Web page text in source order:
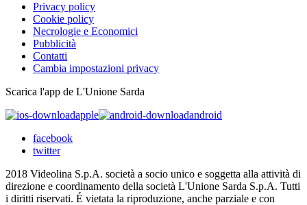
Privacy policy
Cookie policy
Necrologie e Economici
Pubblicità
Contatti
Cambia impostazioni privacy
Scarica l'app de L'Unione Sarda
apple
android
facebook
twitter
2018 Videolina S.p.A. società a socio unico e soggetta alla attività di
direzione e coordinamento della società L'Unione Sarda S.p.A. Tutti
i diritti riservati. É vietata la riproduzione, anche parziale e con